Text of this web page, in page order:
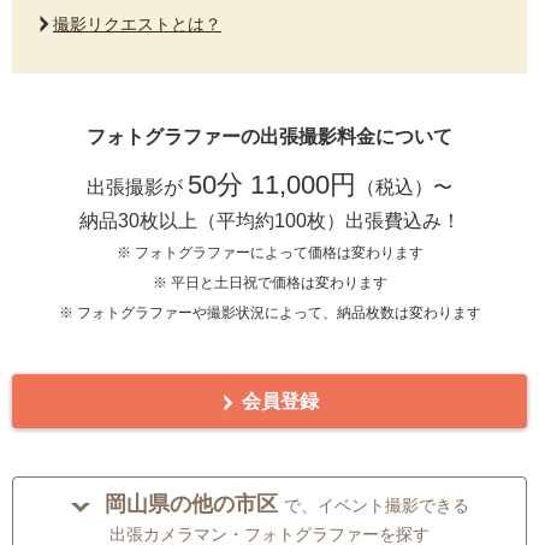
撮影リクエストとは？
フォトグラファーの出張撮影料金について
出張撮影が 50分 11,000円
（税込）〜
納品30枚以上（平均約100枚）出張費込み！
※ フォトグラファーによって価格は変わります
※ 平日と土日祝で価格は変わります
※ フォトグラファーや撮影状況によって、納品枚数は変わります
会員登録
岡山県の他の市区 で、イベント撮影できる
出張カメラマン・フォトグラファーを探す